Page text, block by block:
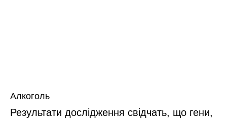
Алкоголь
Результати дослідження свідчать, що гени,